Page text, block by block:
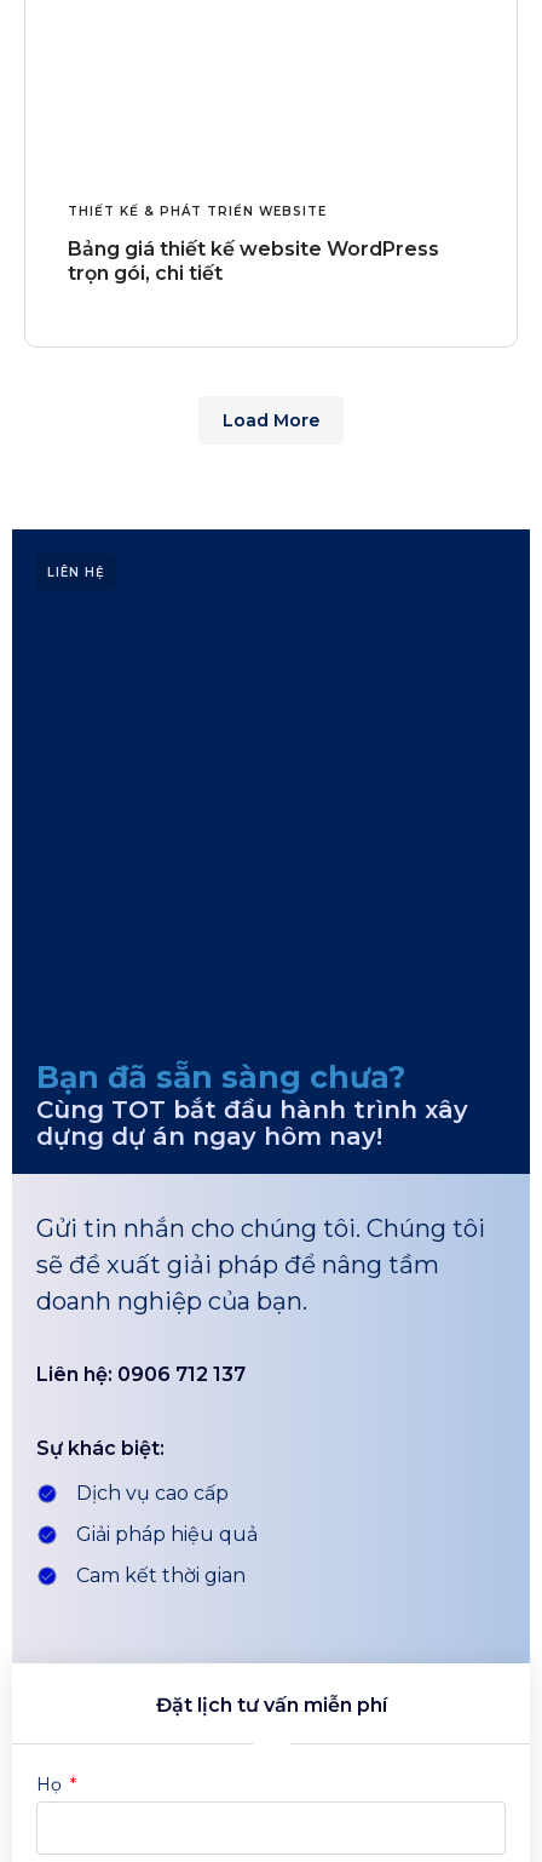
THIẾT KẾ & PHÁT TRIỂN WEBSITE
Bảng giá thiết kế website WordPress
trọn gói, chi tiết
Load More
LIÊN HỆ
Bạn đã sẵn sàng chưa?
Cùng TOT bắt đầu hành trình xây
dựng dự án ngay hôm nay!
Gửi tin nhắn cho chúng tôi. Chúng tôi
sẽ đề xuất giải pháp để nâng tầm
doanh nghiệp của bạn.
Liên hệ: 0906 712 137
Sự khác biệt:
Dịch vụ cao cấp
Giải pháp hiệu quả
Cam kết thời gian
Đặt lịch tư vấn miễn phí
Họ